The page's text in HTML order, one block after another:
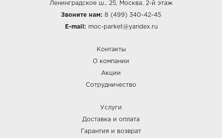
Ленинградское ш., 25, Москва, 2-й этаж
Звоните нам: 8 (499) 340-42-45
E-mail: moc-parket@yandex.ru
Контакты
О компании
Акции
Сотрудничество
Услуги
Доставка и оплата
Гарантия и возврат